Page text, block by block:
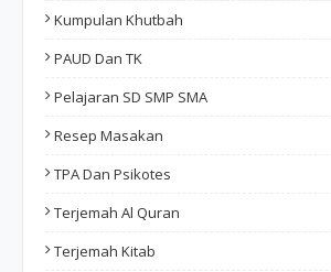
Kumpulan Khutbah
PAUD Dan TK
Pelajaran SD SMP SMA
Resep Masakan
TPA Dan Psikotes
Terjemah Al Quran
Terjemah Kitab